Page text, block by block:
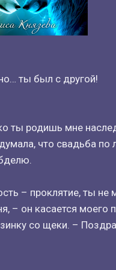
ты был с другой!
ты родишь мне
что свадьба по
– проклятие, ты
– он касается моего
со щеки. –